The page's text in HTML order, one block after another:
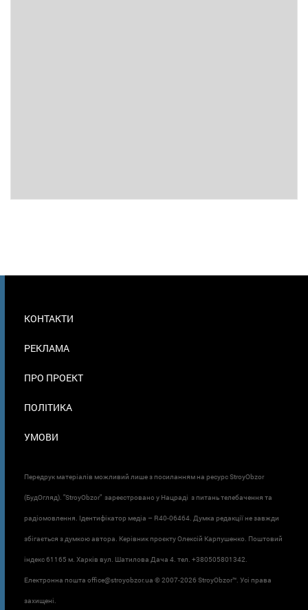
В
КОНТАКТИ
РЕКЛАМА
ПРО ПРОЕКТ
ПОЛІТИКА
УМОВИ
Передрук матеріалів можливий лише з посиланням на ресурс StroyObzor
(БудОгляд). "StroyObzor" зареєстровано у Нацраді з питань телебачення та
радіомовлення. Ідентифікатор медіа – R40-06464. Думка редакції не завжди
збігається з думкою автора. Керівник проєкту Олексій Карпушенко. Поштовий
індекс 61165 м. Харків вул. Шатилова Дача 4. тел. +380505801342.
Електронна пошта office@stroyobzor.ua © 2007-2026 StroyObzor™. Усі права
захищені.